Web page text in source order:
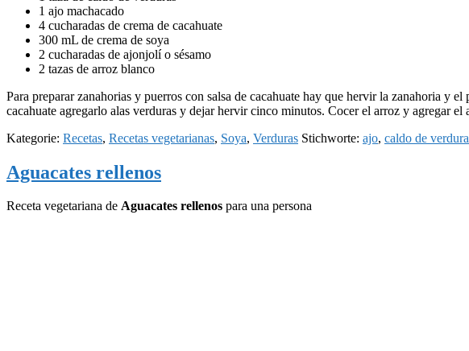
1 ajo machacado
4 cucharadas de crema de cacahuate
300 mL de crema de soya
2 cucharadas de ajonjolí o sésamo
2 tazas de arroz blanco
Para preparar zanahorias y puerros con salsa de cacahuate hay que hervir la zanahoria y
cacahuate agregarlo alas verduras y dejar hervir cinco minutos. Cocer el arroz y agregar el
Kategorie: Recetas, Recetas vegetarianas, Soya, Verduras Stichworte: ajo, caldo de
Aguacates rellenos
Receta vegetariana de Aguacates rellenos para una persona